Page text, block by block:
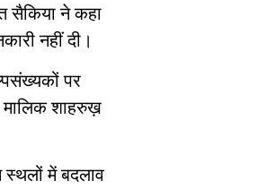
सैकिया ने कहा
नहीं दी।
पर
शाहरुख़
में बदलाव